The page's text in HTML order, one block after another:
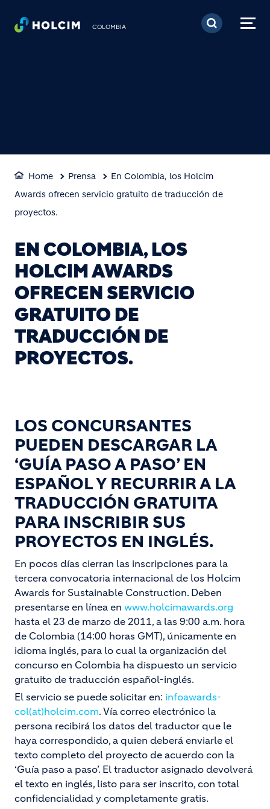
Pasar al contenido
COLOMBIA
Home Prensa
En Colombia, los Holcim
Awards ofrecen servicio gratuito de traducción de
proyectos.
EN COLOMBIA, LOS
HOLCIM AWARDS
OFRECEN SERVICIO
GRATUITO DE
TRADUCCIÓN DE
PROYECTOS.
LOS CONCURSANTES
PUEDEN DESCARGAR LA
‘GUÍA PASO A PASO’ EN
ESPAÑOL Y RECURRIR A LA
TRADUCCIÓN GRATUITA
PARA INSCRIBIR SUS
PROYECTOS EN INGLÉS.
En pocos días cierran las inscripciones para la
tercera convocatoria internacional de los Holcim
Awards for Sustainable Construction. Deben
presentarse en línea en www.holcimawards.org
hasta el 23 de marzo de 2011, a las 9:00 a.m. hora
de Colombia (14:00 horas GMT), únicamente en
idioma inglés, para lo cual la organización del
concurso en Colombia ha dispuesto un servicio
gratuito de traducción español-inglés.
El servicio se puede solicitar en: infoawards-
col(at)holcim.com. Vía correo electrónico la
persona recibirá los datos del traductor que le
haya correspondido, a quien deberá enviarle el
texto completo del proyecto de acuerdo con la
‘Guía paso a paso’. El traductor asignado devolverá
el texto en inglés, listo para ser inscrito, con total
confidencialidad y completamente gratis.